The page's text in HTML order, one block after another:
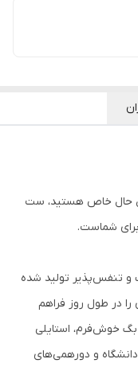
حال خاص هستید، ست
و تنفس‌پذیر تولید شده
را در طول روز فراهم
بگ خوش‌فرم، استایلی
و دورهمی‌های